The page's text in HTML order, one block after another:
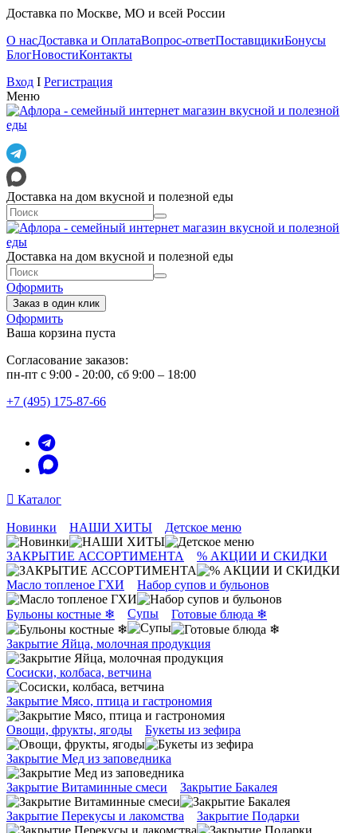
Доставка по Москве, МО и всей России
О насДоставка и ОплатаВопрос-ответПоставщикиБонусы
БлогНовостиКонтакты
Вход I Регистрация
Меню
Доставка на дом вкусной и полезной еды
Доставка на дом вкусной и полезной еды
Оформить
Заказ в один клик
Оформить
Ваша корзина пуста
Согласование заказов:
пн-пт с 9:00 - 20:00, сб 9:00 – 18:00
+7 (495) 175-87-66
Каталог
Новинки НАШИ ХИТЫ Детское меню
ЗАКРЫТИЕ АССОРТИМЕНТА % АКЦИИ И СКИДКИ
Масло топленое ГХИ Набор супов и бульонов
Бульоны костные ❄ Супы Готовые блюда ❄
Закрытие Яйца, молочная продукция
Сосиски, колбаса, ветчина
Закрытие Мясо, птица и гастрономия
Овощи, фрукты, ягоды Букеты из зефира
Закрытие Мед из заповедника
Закрытие Витаминные смеси Закрытие Бакалея
Закрытие Перекусы и лакомства Закрытие Подарки